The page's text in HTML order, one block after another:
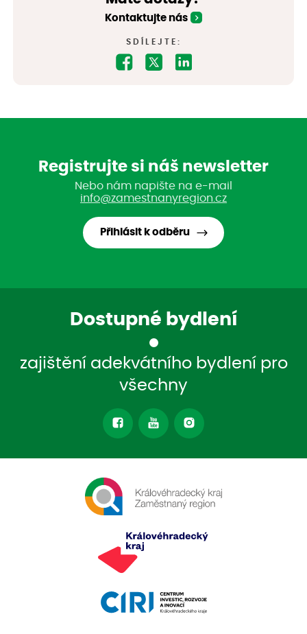
Kontaktujte nás
SDÍLEJTE:
Registrujte si náš newsletter
Nebo nám napište na e-mail
info@zamestnanyregion.cz
Přihlásit k odběru
Dostupné bydlení
zajištění adekvátního bydlení pro
všechny